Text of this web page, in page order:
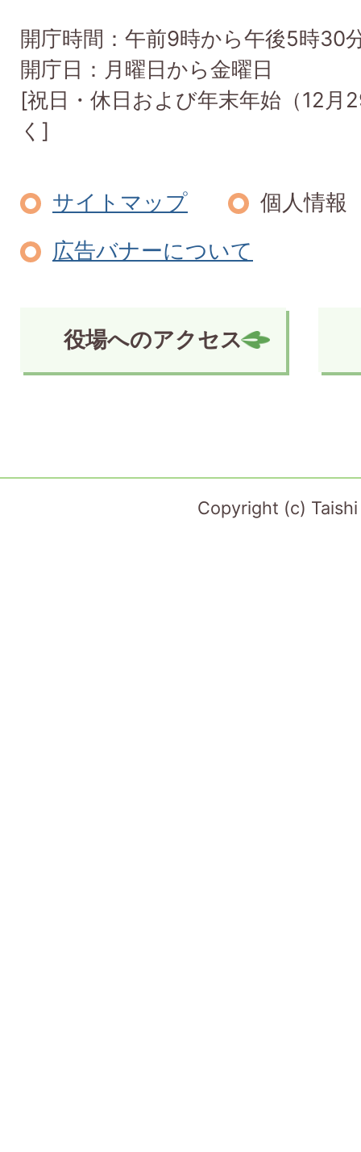
開庁時間：午前9時から午後5時30
開庁日：月曜日から金曜日
[祝日・休日および年末年始（12月
く]
サイトマップ
個人情報
広告バナーについて
役場へのアクセス
Copyright (c)